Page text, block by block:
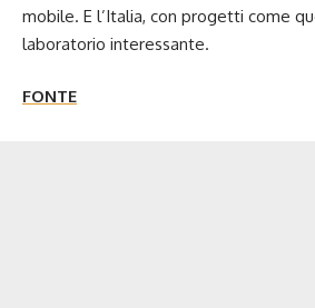
mobile. E l’Italia, con progetti come
laboratorio interessante.
FONTE